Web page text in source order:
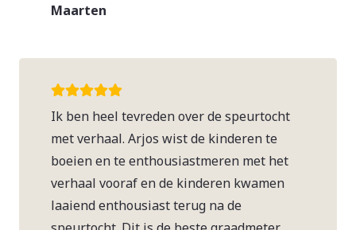
Maarten
Ik ben heel tevreden over de speurtocht
met verhaal. Arjos wist de kinderen te
boeien en te enthousiastmeren met het
verhaal vooraf en de kinderen kwamen
laaiend enthousiast terug na de